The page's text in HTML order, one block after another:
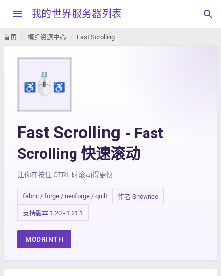
menu 我的世界服务器列表 search
首页 模组资源中心 Fast Scrolling
Fast Scrolling - Fast
Scrolling 快速滚动
让你在按住 CTRL 时滚动得更快
fabric / forge / neoforge / quilt 作者 Snownee
支持版本 1.20 - 1.21.1
MODRINTH